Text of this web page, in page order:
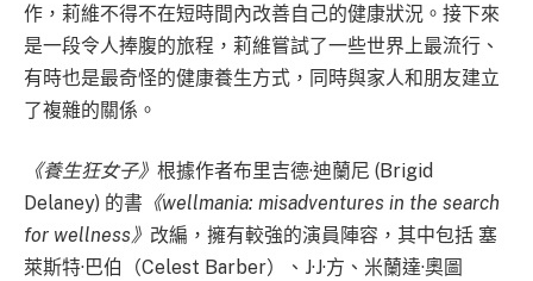
作，莉維不得不在短時間內改善自己的健康狀況。接下來
是一段令人捧腹的旅程，莉維嘗試了一些世界上最流行、
有時也是最奇怪的健康養生方式，同時與家人和朋友建立
了複雜的關係。
《養生狂女子》 根據作者布里吉德·迪蘭尼 (Brigid
Delaney) 的書 《wellmania: misadventures in the search
for wellness》 改編，擁有較強的演員陣容，其中包括 塞
萊斯特·巴伯（Celest Barber）、J·J·方、米蘭達·奧圖